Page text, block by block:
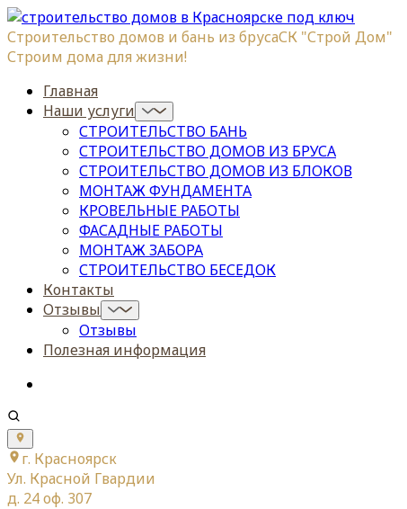
Строительство домов и бань из брусаСК "Строй Дом"
Строим дома для жизни!
Главная
Наши услуги
СТРОИТЕЛЬСТВО БАНЬ
СТРОИТЕЛЬСТВО ДОМОВ ИЗ БРУСА
СТРОИТЕЛЬСТВО ДОМОВ ИЗ БЛОКОВ
МОНТАЖ ФУНДАМЕНТА
КРОВЕЛЬНЫЕ РАБОТЫ
ФАСАДНЫЕ РАБОТЫ
МОНТАЖ ЗАБОРА
СТРОИТЕЛЬСТВО БЕСЕДОК
Контакты
Отзывы
Отзывы
Полезная информация
г. Красноярск
Ул. Красной Гвардии
д. 24 оф. 307